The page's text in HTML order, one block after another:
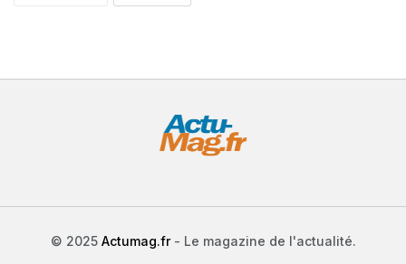
© 2025 Actumag.fr- Le magazine de l'actualité.